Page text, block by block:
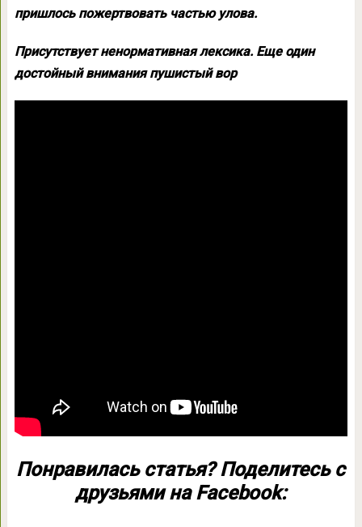
пришлось пожертвовать частью улова.
Присутствует ненормативная лексика. Еще один
достойный внимания пушистый вор
Понравилась статья? Поделитесь с
друзьями на Facebook: